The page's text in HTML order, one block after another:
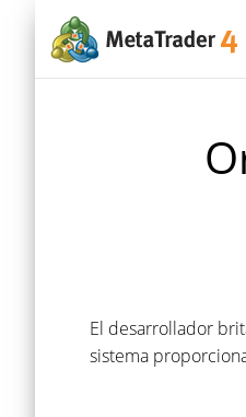
El desarrollador
sistema